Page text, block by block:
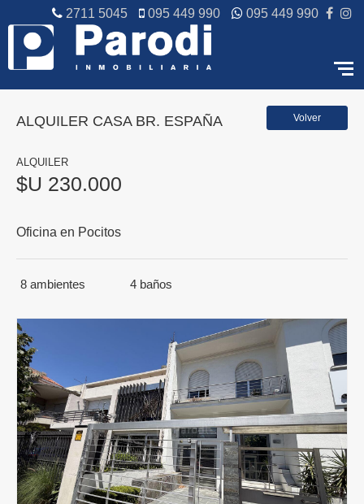
2711 5045 095 449 990 095 449 990
Volver
ALQUILER CASA BR. ESPAÑA
ALQUILER
$U 230.000
Oficina en Pocitos
8 ambientes 4baños